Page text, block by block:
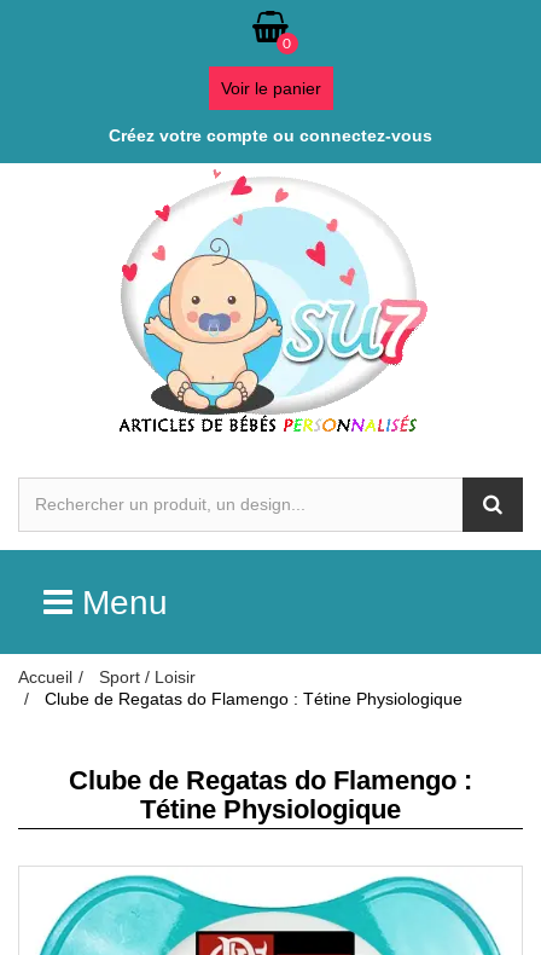
0
Voir le panier
Créez votre compte ou connectez-vous
Menu
Accueil
Sport / Loisir
Clube de Regatas do Flamengo : Tétine Physiologique
Clube de Regatas do Flamengo :
Tétine Physiologique